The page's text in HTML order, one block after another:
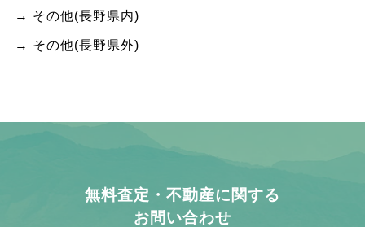
その他(長野県内)
その他(長野県外)
無料査定・不動産に関する
お問い合わせ